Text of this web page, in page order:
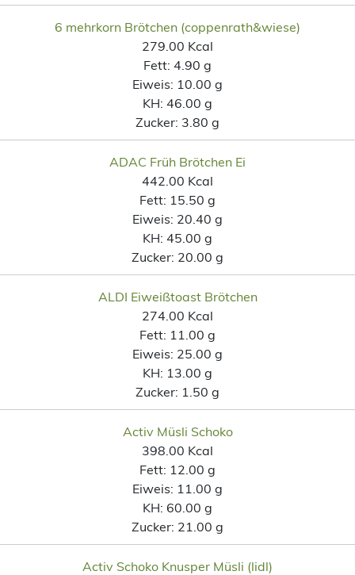
6 mehrkorn Brötchen (coppenrath&wiese)
279.00 Kcal
Fett: 4.90 g
Eiweis: 10.00 g
KH: 46.00 g
Zucker: 3.80 g
ADAC Früh Brötchen Ei
442.00 Kcal
Fett: 15.50 g
Eiweis: 20.40 g
KH: 45.00 g
Zucker: 20.00 g
ALDI Eiweißtoast Brötchen
274.00 Kcal
Fett: 11.00 g
Eiweis: 25.00 g
KH: 13.00 g
Zucker: 1.50 g
Activ Müsli Schoko
398.00 Kcal
Fett: 12.00 g
Eiweis: 11.00 g
KH: 60.00 g
Zucker: 21.00 g
Activ Schoko Knusper Müsli (lidl)